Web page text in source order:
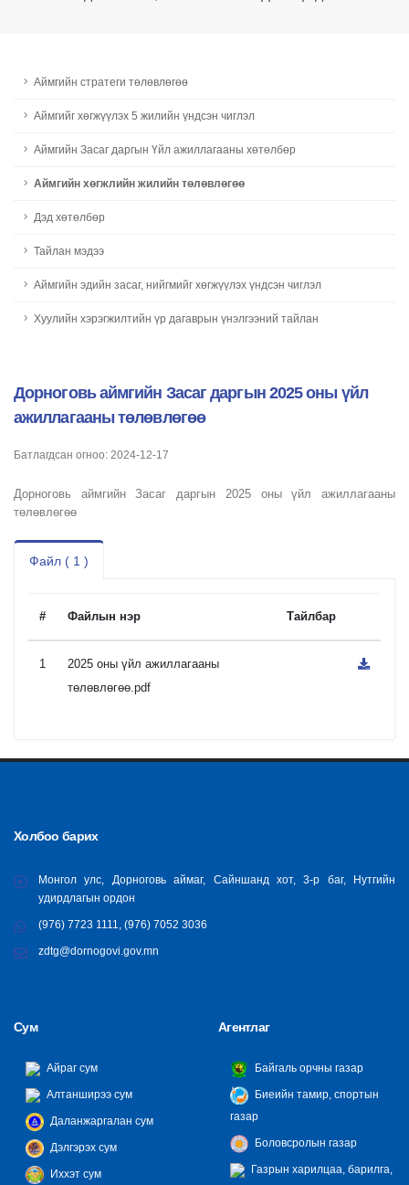
Аймгийн стратеги төлөвлөгөө
Aймгийг хөгжүүлэх 5 жилийн үндсэн чиглэл
Аймгийн Засаг даргын Үйл ажиллагааны хөтөлбөр
Aймгийн хөгжлийн жилийн төлөвлөгөө
Дэд хөтөлбөр
Тайлан мэдээ
Аймгийн эдийн засаг, нийгмийг хөгжүүлэх үндсэн чиглэл
Хуулийн хэрэгжилтийн үр дагаврын үнэлгээний тайлан
Дорноговь аймгийн Засаг даргын 2025 оны үйл
ажиллагааны төлөвлөгөө
Батлагдсан огноо: 2024-12-17
Дорноговь аймгийн Засаг даргын 2025 оны үйл ажиллагааны
төлөвлөгөө
Файл ( 1 )
# Файлын нэр Тайлбар
1
2025 оны үйл ажиллагааны
төлөвлөгөө.pdf
Холбоо барих
Монгол улс, Дорноговь аймаг, Сайншанд хот, 3-р баг, Нутгийн
удирдлагын ордон
(976) 7723 1111, (976) 7052 3036
zdtg@dornogovi.gov.mn
Сум
Айраг сум
Алтанширээ сум
Даланжаргалан сум
Дэлгэрэх сум
Иххэт сум
Агентлаг
Байгаль орчны газар
Биеийн тамир, спортын
газар
Боловсролын газар
Газрын харилцаа, барилга,